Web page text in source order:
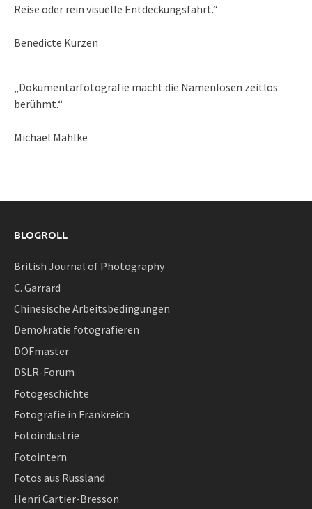
Reise oder rein visuelle Entdeckungsfahrt.“
Benedicte Kurzen
„Dokumentarfotografie macht die Namenlosen zeitlos
berühmt.“
Michael Mahlke
BLOGROLL
British Journal of Photography
C. Garrard
Chinesische Arbeitsbedingungen
Demokratie fotografieren
DOFmaster
DSLR-Forum
Fotogeschichte
Fotografie in Frankreich
Fotoindustrie
Fotointern
Fotos aus Russland
Henri Cartier-Bresson